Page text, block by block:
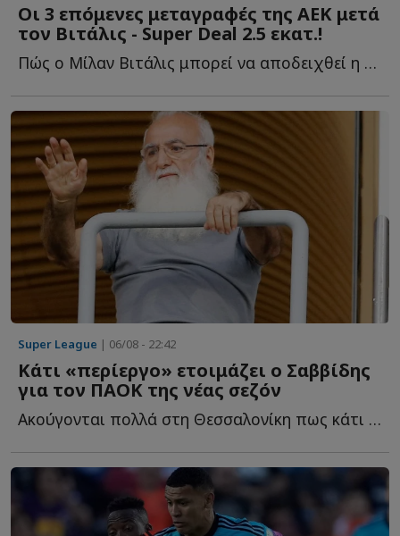
Οι 3 επόμενες μεταγραφές της ΑΕΚ μετά
τον Βιτάλις - Super Deal 2.5 εκατ.!
Πώς ο Μίλαν Βιτάλις μπορεί να αποδειχθεί η μεταγραφή τ...
Super League | 06/08 - 22:42
Κάτι «περίεργο» ετοιμάζει ο Σαββίδης
για τον ΠΑΟΚ της νέας σεζόν
Ακούγονται πολλά στη Θεσσαλονίκη πως κάτι «περίεργο» ε...